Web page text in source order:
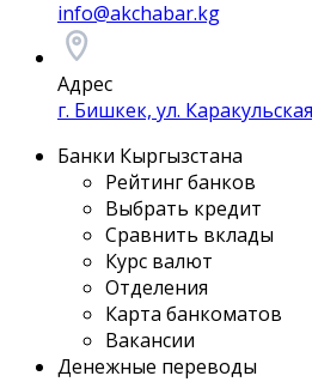
info@akchabar.kg
Адрес
г. Бишкек, ул.
Банки Кыргызстана
Рейтинг банков
Выбрать кредит
Сравнить вклады
Курс валют
Отделения
Карта банкоматов
Вакансии
Денежные переводы